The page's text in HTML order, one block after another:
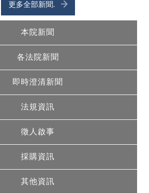
更多全部新聞.
本院新聞
各法院新聞
即時澄清新聞
法規資訊
徵人啟事
採購資訊
其他資訊